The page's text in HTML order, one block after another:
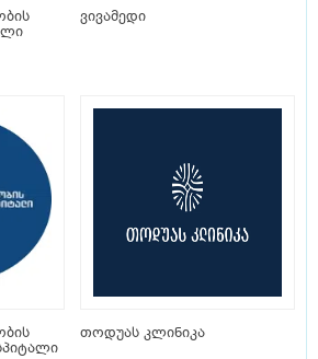
ვივამედი
თოდუას კლინიკა